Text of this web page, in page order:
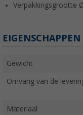
Verpakkingsgrootte
EIGENSCHAPPEN
Gewicht
Omvang van de
Materiaal